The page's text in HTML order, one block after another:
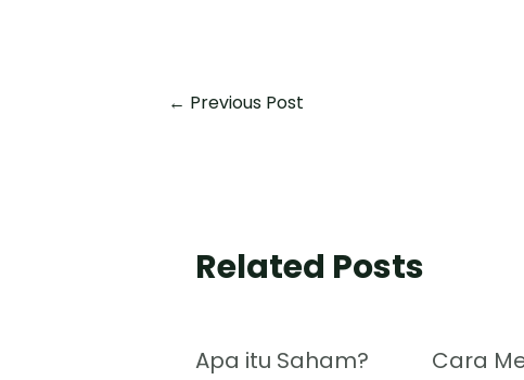
← Previous Post
Related Posts
Apa itu Saham?
Cara